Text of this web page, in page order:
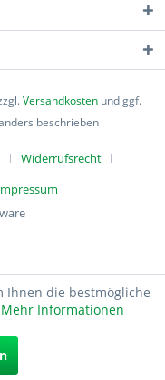
Versandkosten und ggf.
beschrieben
Widerrufsrecht
Ihnen die bestmögliche
Mehr Informationen